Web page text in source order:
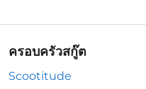
ครอบครัวสกู๊ต
Scootitude